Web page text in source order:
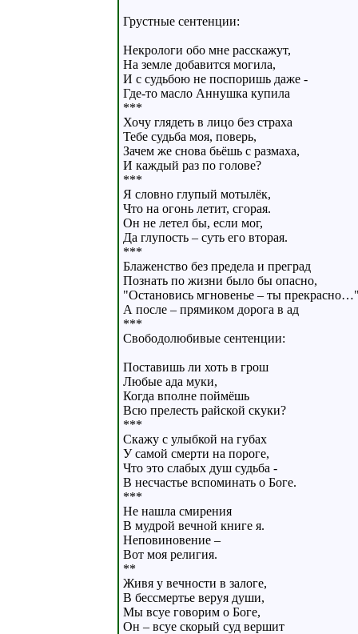
Грустные сентенции:
Некрологи обо мне расскажут,
На земле добавится могила,
И с судьбою не поспоришь даже -
Где-то масло Аннушка купила
***
Хочу глядеть в лицо без страха
Тебе судьба моя, поверь,
Зачем же снова бьёшь с размаха,
И каждый раз по голове?
***
Я словно глупый мотылёк,
Что на огонь летит, сгорая.
Он не летел бы, если мог,
Да глупость – суть его вторая.
***
Блаженство без предела и преград
Познать по жизни было бы опасно,
"Остановись мгновенье – ты
А после – прямиком дорога в ад
***
Свободолюбивые сентенции:
Поставишь ли хоть в грош
Любые ада муки,
Когда вполне поймёшь
Всю прелесть райской скуки?
***
Скажу с улыбкой на губах
У самой смерти на пороге,
Что это слабых душ судьба -
В несчастье вспоминать о Боге.
***
Не нашла смирения
В мудрой вечной книге я.
Неповиновение –
Вот моя религия.
**
Живя у вечности в залоге,
В бессмертье веруя души,
Мы всуе говорим о Боге,
Он – всуе скорый суд вершит